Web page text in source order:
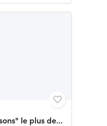
Ensemble, "Brademisons" le plus de lave-vaisselles possible.